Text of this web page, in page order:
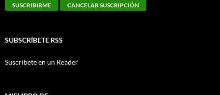
SUBSCRÍBETE RSS
Suscríbete en un Reader